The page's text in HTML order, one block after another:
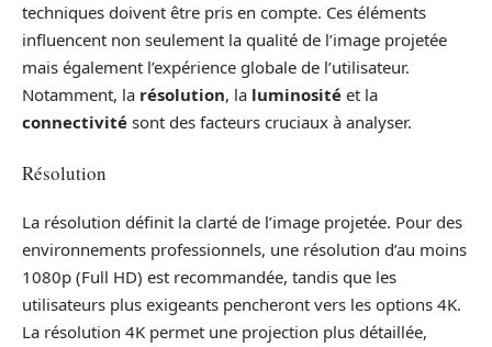
techniques doivent être pris en compte. Ces éléments
influencent non seulement la qualité de l’image projetée
mais également l’expérience globale de l’utilisateur.
Notamment, la résolution, la luminosité et la
connectivité sont des facteurs cruciaux à analyser.
Résolution
La résolution définit la clarté de l’image projetée. Pour des
environnements professionnels, une résolution d’au moins
1080p (Full HD) est recommandée, tandis que les
utilisateurs plus exigeants pencheront vers les options 4K.
La résolution 4K permet une projection plus détaillée,